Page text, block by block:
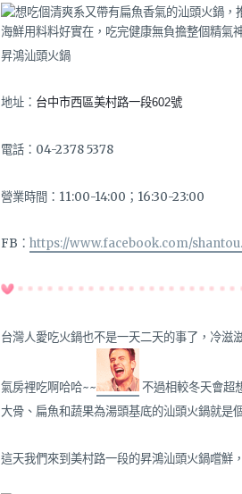
昇鴻汕頭火鍋
地址： 台中市西區美村路一段602號
電話：04-2378 5378
營業時間：11:00-14:00；16:30-23:00
FB： https://www.facebook.com/
台灣人愛吃火鍋也不是一天二天的事了，冷滋
氣房裡吃啊哈哈~~
不過相較冬天會超
大骨、扁魚和蔬果為湯頭基底的汕頭火鍋就是
這天我們來到美村路一段的昇鴻汕頭火鍋嚐